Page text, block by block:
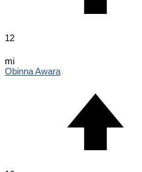
12
mi
Obinna Awara